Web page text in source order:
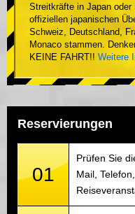
Streitkräfte in Japan oder
offiziellen japanischen
Schweiz, Deutschland,
Monaco stammen.
KEINE FAHRT!! Weitere
Reservierungen
01
Prüfen Sie
Mail,